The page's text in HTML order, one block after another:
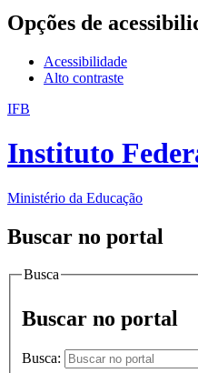
Opções de
Acessibilidade
Alto contraste
IFB
Instituto
Ministério da Educação
Buscar no portal
Busca
Buscar no portal
Busca: